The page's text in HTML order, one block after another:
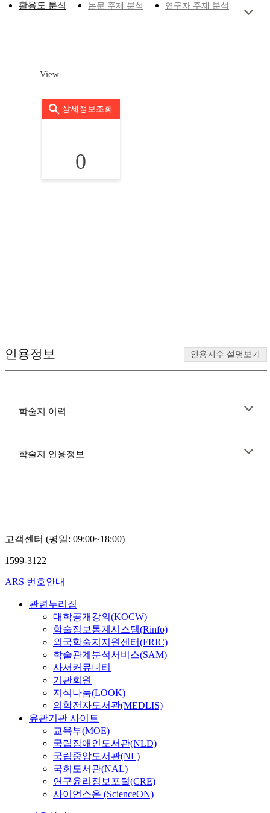
활용도 분석 논문 주제 분석 연구자 주제 분석
View
상세정보조회
0
인용정보 인용지수 설명보기
학술지 이력
학술지 인용정보
고객센터 (평일: 09:00~18:00)
1599-3122
ARS 번호안내
관련누리집
대학공개강의(KOCW)
학술정보통계시스템(Rinfo)
외국학술지지원센터(FRIC)
학술관계분석서비스(SAM)
사서커뮤니티
기관회원
지식나눔(LOOK)
의학전자도서관(MEDLIS)
유관기관 사이트
교육부(MOE)
국립장애인도서관(NLD)
국립중앙도서관(NL)
국회도서관(NAL)
연구윤리정보포털(CRE)
사이언스온 (ScienceON)